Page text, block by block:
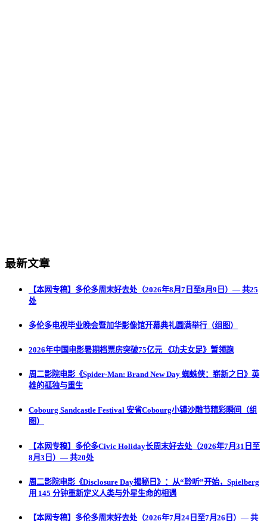
最新文章
【本网专稿】多伦多周末好去处（2026年8月7日至8月9日）— 共25
处
多伦多电视毕业晚会暨加华影像馆开幕典礼圆满举行（组图）
2026年中国电影暑期档票房突破75亿元 《功夫女足》暂领跑
周二影院电影《Spider-Man: Brand New Day 蜘蛛侠：崭新之日》英
雄的孤独与重生
Cobourg Sandcastle Festival 安省Cobourg小镇沙雕节精彩瞬间（组
图）
【本网专稿】多伦多Civic Holiday长周末好去处（2026年7月31日至
8月3日）— 共20处
周二影院电影《Disclosure Day揭秘日》：从“聆听”开始，Spielberg
用 145 分钟重新定义人类与外星生命的相遇
【本网专稿】多伦多周末好去处（2026年7月24日至7月26日）— 共